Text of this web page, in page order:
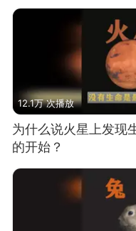
12.1万 次播放
为什么说火星上发现
的开始？